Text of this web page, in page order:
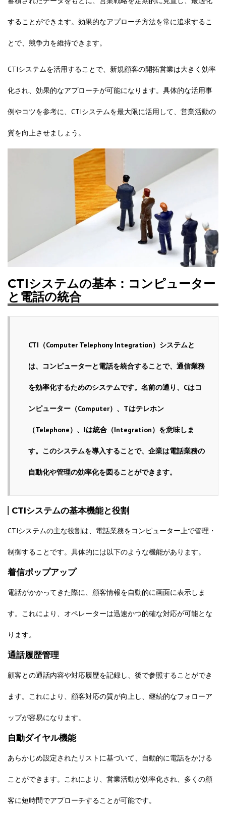
することができます。効果的なアプローチ方法を常に追求するこ
とで、競争力を維持できます。
CTIシステムを活用することで、新規顧客の開拓営業は大きく効率
化され、効果的なアプローチが可能になります。具体的な活用事
例やコツを参考に、CTIシステムを最大限に活用して、営業活動の
質を向上させましょう。
CTIシステムの基本：コンピューター
と電話の統合
CTI（Computer Telephony Integration）システムと
は、コンピューターと電話を統合することで、通信業務
を効率化するためのシステムです。名前の通り、Cはコ
ンピューター（Computer）、Tはテレホン
（Telephone）、Iは統合（Integration）を意味しま
す。このシステムを導入することで、企業は電話業務の
自動化や管理の効率化を図ることができます。
CTIシステムの基本機能と役割
CTIシステムの主な役割は、電話業務をコンピューター上で管理・
制御することです。具体的には以下のような機能があります。
着信ポップアップ
電話がかかってきた際に、顧客情報を自動的に画面に表示しま
す。これにより、オペレーターは迅速かつ的確な対応が可能とな
ります。
通話履歴管理
顧客との通話内容や対応履歴を記録し、後で参照することができ
ます。これにより、顧客対応の質が向上し、継続的なフォローア
ップが容易になります。
自動ダイヤル機能
あらかじめ設定されたリストに基づいて、自動的に電話をかける
ことができます。これにより、営業活動が効率化され、多くの顧
客に短時間でアプローチすることが可能です。